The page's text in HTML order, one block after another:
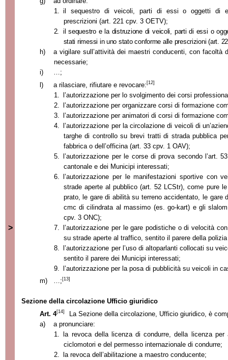
>
1. il sequestro di veicoli, parti di essi o oggetti di
prescrizioni (art. 221 cpv. 3 OETV);
2. il sequestro e la distruzione di veicoli, parti di essi o
stati rimessi in uno stato conforme alle prescrizioni (art.
h)
a vigilare sull’attività dei maestri conducenti, con facoltà
necessarie;
i)
…;
l)
a rilasciare, rifiutare e revocare:[12]
1.
l’autorizzazione per lo svolgimento dei corsi
2.
l’autorizzazione per organizzare corsi di formazione
3.
l’autorizzazione per animatori di corsi di formazione
4.
l’autorizzazione per la circolazione di veicoli di
targhe di controllo su brevi tratti di strada pubblica
fabbrica o dell’officina (art. 33 cpv. 1 OAV);
5.
l’autorizzazione per le corse di prova secondo l’art.
cantonale e dei Municipi interessati;
6.
l’autorizzazione per le manifestazioni sportive con
strade aperte al pubblico (art. 52 LCStr), come pure
prato, le gare di abilità su terreno accidentato, le gare
cmc di cilindrata al massimo (es. go-kart) e gli
cpv. 3 ONC);
7.
l’autorizzazione per le gare podistiche o di velocità
su strade aperte al traffico, sentito il parere della
8.
l’autorizzazione per l’uso di altoparlanti collocati su
sentito il parere dei Municipi interessati;
9.
l’autorizzazione per la posa di pubblicità su veicoli in
m)
…;[13]
Sezione della circolazione Ufficio giuridico
Art. 4[14] La Sezione della circolazione, Ufficio giuridico, è
a)
a pronunciare:
1.
la revoca della licenza di condurre, della licenza
ciclomotori e del permesso internazionale di condurre;
2.
la revoca dell’abilitazione a maestro conducente;